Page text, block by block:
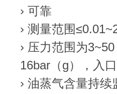
› 可靠
› 测量范围
› 压力范围为
16bar（g），入
› 油蒸气含量持续